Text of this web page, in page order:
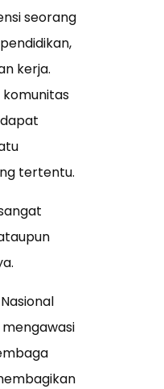
seorang
kerja.
tertentu.
mengawasi